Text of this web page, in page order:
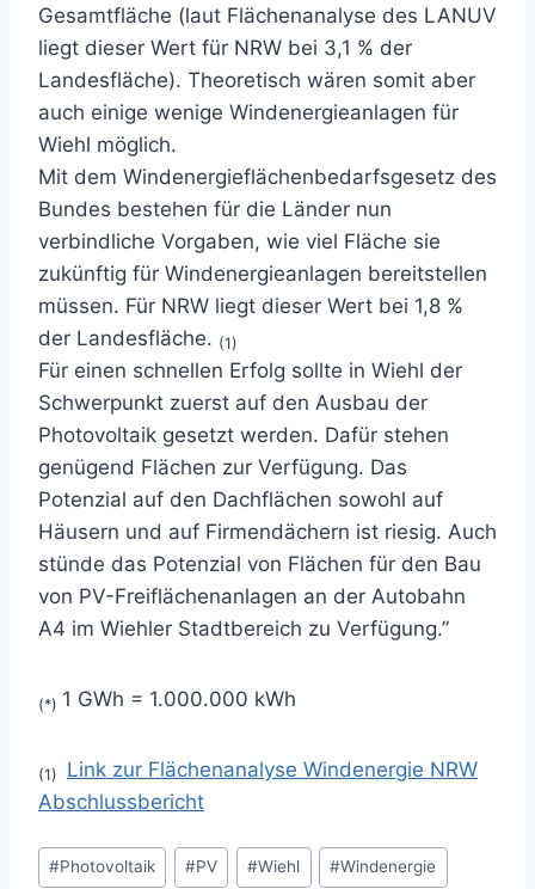
Gesamtfläche (laut Flächenanalyse des LANUV
liegt dieser Wert für NRW bei 3,1 % der
Landesfläche). Theoretisch wären somit aber
auch einige wenige Windenergieanlagen für
Wiehl möglich.
Mit dem Windenergieflächenbedarfsgesetz des
Bundes bestehen für die Länder nun
verbindliche Vorgaben, wie viel Fläche sie
zukünftig für Windenergieanlagen bereitstellen
müssen. Für NRW liegt dieser Wert bei 1,8 %
der Landesfläche. (1)
Für einen schnellen Erfolg sollte in Wiehl der
Schwerpunkt zuerst auf den Ausbau der
Photovoltaik gesetzt werden. Dafür stehen
genügend Flächen zur Verfügung. Das
Potenzial auf den Dachflächen sowohl auf
Häusern und auf Firmendächern ist riesig. Auch
stünde das Potenzial von Flächen für den Bau
von PV-Freiflächenanlagen an der Autobahn
A4 im Wiehler Stadtbereich zu Verfügung.”
(*) 1 GWh = 1.000.000 kWh
(1) Link zur Flächenanalyse Windenergie NRW
Abschlussbericht
Schlagworte:
#Photovoltaik #PV #Wiehl #Windenergie